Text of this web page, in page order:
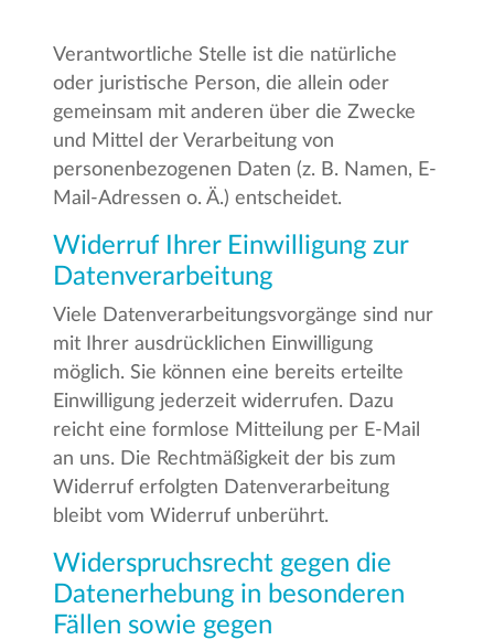
Verantwortliche Stelle ist die natürliche
oder juristische Person, die allein oder
gemeinsam mit anderen über die Zwecke
und Mittel der Verarbeitung von
personenbezogenen Daten (z. B. Namen, E-
Mail-Adressen o. Ä.) entscheidet.
Widerruf Ihrer Einwilligung zur
Datenverarbeitung
Viele Datenverarbeitungsvorgänge sind nur
mit Ihrer ausdrücklichen Einwilligung
möglich. Sie können eine bereits erteilte
Einwilligung jederzeit widerrufen. Dazu
reicht eine formlose Mitteilung per E-Mail
an uns. Die Rechtmäßigkeit der bis zum
Widerruf erfolgten Datenverarbeitung
bleibt vom Widerruf unberührt.
Widerspruchsrecht gegen die
Datenerhebung in besonderen
Fällen sowie gegen